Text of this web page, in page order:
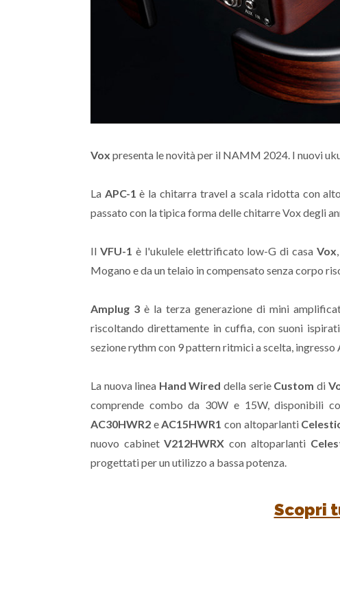
Vox presenta le novità per il NAMM 2024. I nuovi
La APC-1 è la chitarra travel a scala ridotta con
passato con la tipica forma delle chitarre Vox degli
Il VFU-1 è l'ukulele elettrificato low-G di casaVox
Mogano e da un telaio in compensato senza corpo
Amplug 3 è la terza generazione di mini
riscoltando direttamente in cuffia, con suoni
sezione rythm con 9 pattern ritmici a scelta,
La nuova linea Hand Wired della serie Custom di
comprende combo da 30W e 15W, disponibili
AC30HWR2 eAC15HWR1con altoparlanti
nuovo cabinetV212HWRXcon altoparlanti
progettati per un utilizzo a bassa potenza.
Scopri